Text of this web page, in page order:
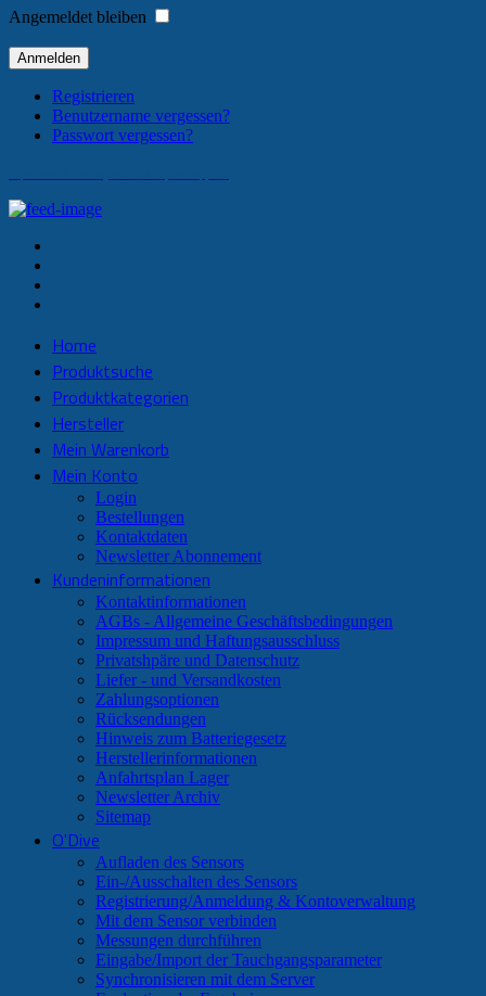
Angemeldet bleiben
Anmelden
Registrieren
Benutzername vergessen?
Passwort vergessen?
Home
Produktsuche
Produktkategorien
Hersteller
Mein Warenkorb
Mein Konto
Login
Bestellungen
Kontaktdaten
Newsletter Abonnement
Kundeninformationen
Kontaktinformationen
AGBs - Allgemeine Geschäftsbedingungen
Impressum und Haftungsausschluss
Privatshpäre und Datenschutz
Liefer - und Versandkosten
Zahlungsoptionen
Rücksendungen
Hinweis zum Batteriegesetz
Herstellerinformationen
Anfahrtsplan Lager
Newsletter Archiv
Sitemap
O'Dive
Aufladen des Sensors
Ein-/Ausschalten des Sensors
Registrierung/Anmeldung & Kontoverwaltung
Mit dem Sensor verbinden
Messungen durchführen
Eingabe/Import der Tauchgangsparameter
Synchronisieren mit dem Server